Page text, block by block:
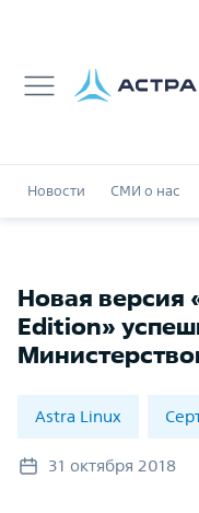
Новости СМИ о нас
Новая версия
Edition»
Astra Linux
31 октября 2018